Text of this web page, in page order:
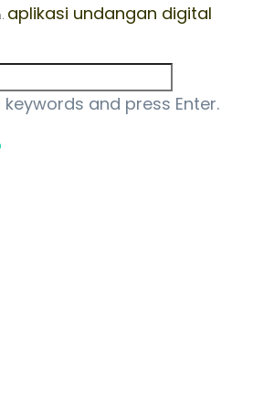
aplikasi undangan digital
and press Enter.